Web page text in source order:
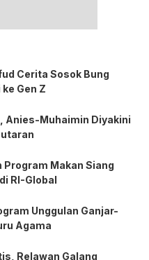
Cerita Sosok Bung
Gen Z
Anies-Muhaimin Diyakini
Program Makan Siang
RI-Global
Unggulan Ganjar-
Agama
Relawan Galang